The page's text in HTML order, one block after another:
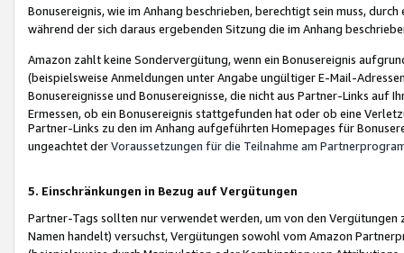
Bonusereignis, wie im Anhang beschrieben, berechtigt sein muss,
während der sich daraus ergebenden Sitzung die im Anhang
Amazon zahlt keine Sondervergütung, wenn ein Bonusereignis
(beispielsweise Anmeldungen unter Angabe ungültiger E-Mail-
Bonusereignisse und Bonusereignisse, die nicht aus Partner-Links auf
Ermessen, ob ein Bonusereignis stattgefunden hat oder ob eine
Partner-Links zu den im Anhang aufgeführten Homepages für
ungeachtet derVoraussetzungen für die Teilnahme am
5. Einschränkungen in Bezug auf Vergütungen
Partner-Tags sollten nur verwendet werden, um von den
Namen handelt) versuchst, Vergütungen sowohl vom Amazon